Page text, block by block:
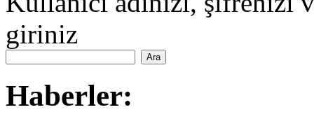
giriniz
Haberler: